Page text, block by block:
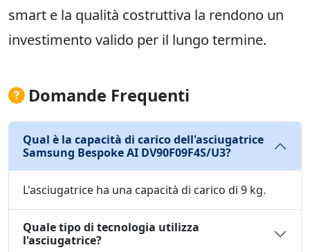
smart e la qualità costruttiva la rendono un
investimento valido per il lungo termine.
Domande Frequenti
Qual è la capacità di carico dell'asciugatrice
Samsung Bespoke AI DV90F09F4S/U3?
L'asciugatrice ha una capacità di carico di 9 kg.
Quale tipo di tecnologia utilizza
l'asciugatrice?